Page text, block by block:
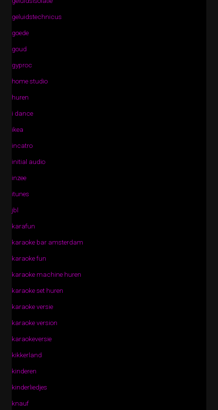
geluidstechnicus
goede
goud
gyproc
home studio
huren
i dance
ikea
incatro
initial audio
inzee
itunes
jbl
karafun
karaoke bar amsterdam
karaoke fun
karaoke machine huren
karaoke set huren
karaoke versie
karaoke version
karaokeversie
kikkerland
kinderen
kinderliedjes
knauf